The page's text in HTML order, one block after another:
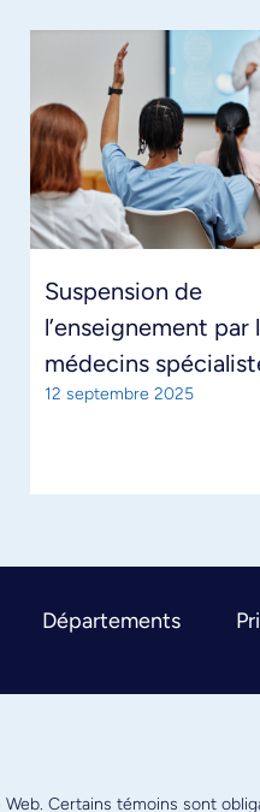
Suspension de
l’enseignement par
médecins
12 septembre 2025
Départements
Certains témoins sont